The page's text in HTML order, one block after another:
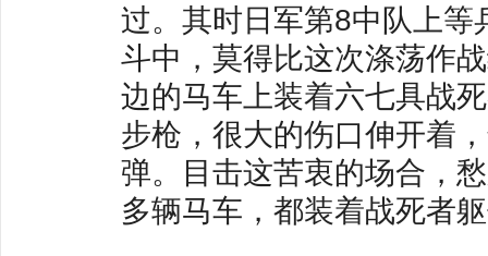
过。其时日军第8中队上等
斗中，莫得比这次涤荡作
边的马车上装着六七具战
步枪，很大的伤口伸开着
弹。目击这苦衷的场合，
多辆马车，都装着战死者